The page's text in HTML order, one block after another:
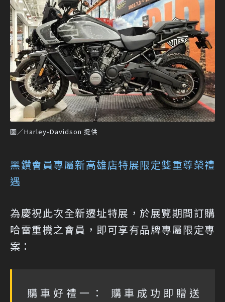
圖／Harley-Davidson 提供
黑鑽會員專屬新高雄店特展限定雙重尊榮禮
遇
為慶祝此次全新遷址特展，於展覽期間訂購
哈雷重機之會員，即可享有品牌專屬限定專
案：
購車好禮一： 購車成功即贈送